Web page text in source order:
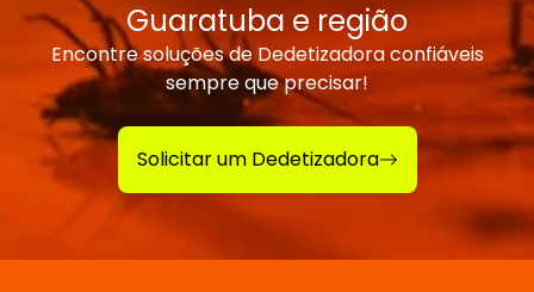
Guaratuba e região
Encontre soluções de Dedetizadora confiáveis
sempre que precisar!
Solicitar um Dedetizadora